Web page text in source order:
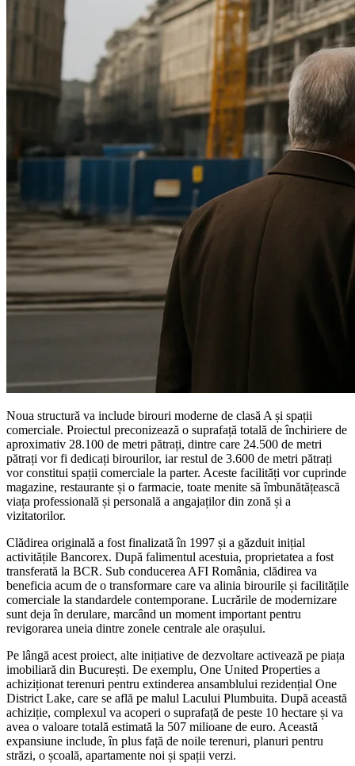
Noua structură va include birouri moderne de clasă A și spații
comerciale. Proiectul preconizează o suprafață totală de închiriere de
aproximativ 28.100 de metri pătrați, dintre care 24.500 de metri
pătrați vor fi dedicați birourilor, iar restul de 3.600 de metri pătrați
vor constitui spații comerciale la parter. Aceste facilități vor cuprinde
magazine, restaurante și o farmacie, toate menite să îmbunătățească
viața professională și personală a angajaților din zonă și a
vizitatorilor.
Clădirea originală a fost finalizată în 1997 și a găzduit inițial
activitățile Bancorex. După falimentul acestuia, proprietatea a fost
transferată la BCR. Sub conducerea AFI România, clădirea va
beneficia acum de o transformare care va alinia birourile și facilitățile
comerciale la standardele contemporane. Lucrările de modernizare
sunt deja în derulare, marcând un moment important pentru
revigorarea uneia dintre zonele centrale ale orașului.
Pe lângă acest proiect, alte inițiative de dezvoltare activează pe piața
imobiliară din București. De exemplu, One United Properties a
achiziționat terenuri pentru extinderea ansamblului rezidențial One
District Lake, care se află pe malul Lacului Plumbuita. După această
achiziție, complexul va acoperi o suprafață de peste 10 hectare și va
avea o valoare totală estimată la 507 milioane de euro. Această
expansiune include, în plus față de noile terenuri, planuri pentru
străzi, o școală, apartamente noi și spații verzi.